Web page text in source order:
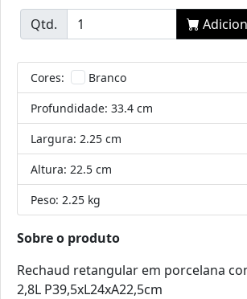
Qtd.
Cores:
Branco
Profundidade: 33.4 cm
Largura: 2.25 cm
Altura: 22.5 cm
Peso: 2.25 kg
Sobre o produto
Rechaud retangular em porcelana
2,8L P39,5xL24xA22,5cm